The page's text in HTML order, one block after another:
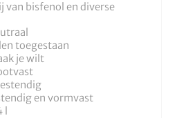
van bisfenol en diverse
toegestaan
je wilt
en vormvast